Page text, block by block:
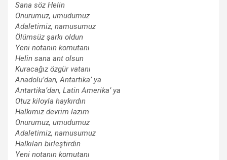
Sana söz Helin
Onurumuz, umudumuz
Adaletimiz, namusumuz
Ölümsüz şarkı oldun
Yeni notanın komutanı
Helin sana ant olsun
Kuracağız özgür vatanı
Anadolu’dan, Antartika’ ya
Antartika’dan, Latin Amerika’ ya
Otuz kiloyla haykırdın
Halkımız devrim lazım
Onurumuz, umudumuz
Adaletimiz, namusumuz
Halkıları birleştirdin
Yeni notanın komutanı